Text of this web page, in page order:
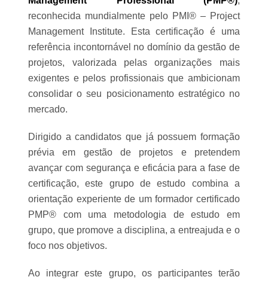
reconhecida mundialmente pelo PMI® – Project
Management Institute. Esta certificação é uma
referência incontornável no domínio da gestão de
projetos, valorizada pelas organizações mais
exigentes e pelos profissionais que ambicionam
consolidar o seu posicionamento estratégico no
mercado.
Dirigido a candidatos que já possuem formação
prévia em gestão de projetos e pretendem
avançar com segurança e eficácia para a fase de
certificação, este grupo de estudo combina a
orientação experiente de um formador certificado
PMP® com uma metodologia de estudo em
grupo, que promove a disciplina, a entreajuda e o
foco nos objetivos.
Ao integrar este grupo, os participantes terão